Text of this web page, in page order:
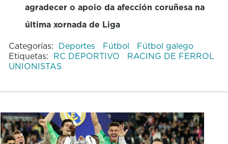
agradecer o apoio da afección coruñesa na
última xornada de Liga
Categorías: Deportes Fútbol
Fútbol galego
Etiquetas: RC DEPORTIVO
RACING DE FERROL
UNIONISTAS